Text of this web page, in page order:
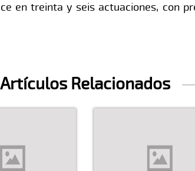
en treinta y seis actuaciones, con
Artículos Relacionados